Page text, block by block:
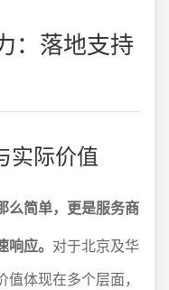
：落地支持
实际价值
么简单，更是服务商
应。 对于北京及华
体现在多个层面，